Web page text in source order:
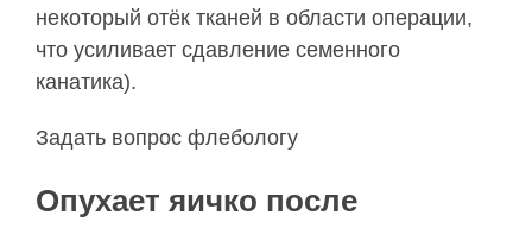
некоторый отёк тканей в области операции,
что усиливает сдавление семенного
канатика).
Задать вопрос флебологу
Опухает яичко после